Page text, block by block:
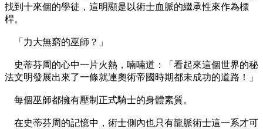
找到十來個的學徒，這明顯是以術士血脈的繼承性來作為標
桿。
「力大無窮的巫師？」
史蒂芬周的心中一片火熱，喃喃道：「看起來這個世界的秘
法文明發展出來了一條就連奧術帝國時期都未成功的道路！」
每個巫師都擁有壓制正式騎士的身體素質。
在史蒂芬周的記憶中，術士側內也只有龍脈術士這一系才可